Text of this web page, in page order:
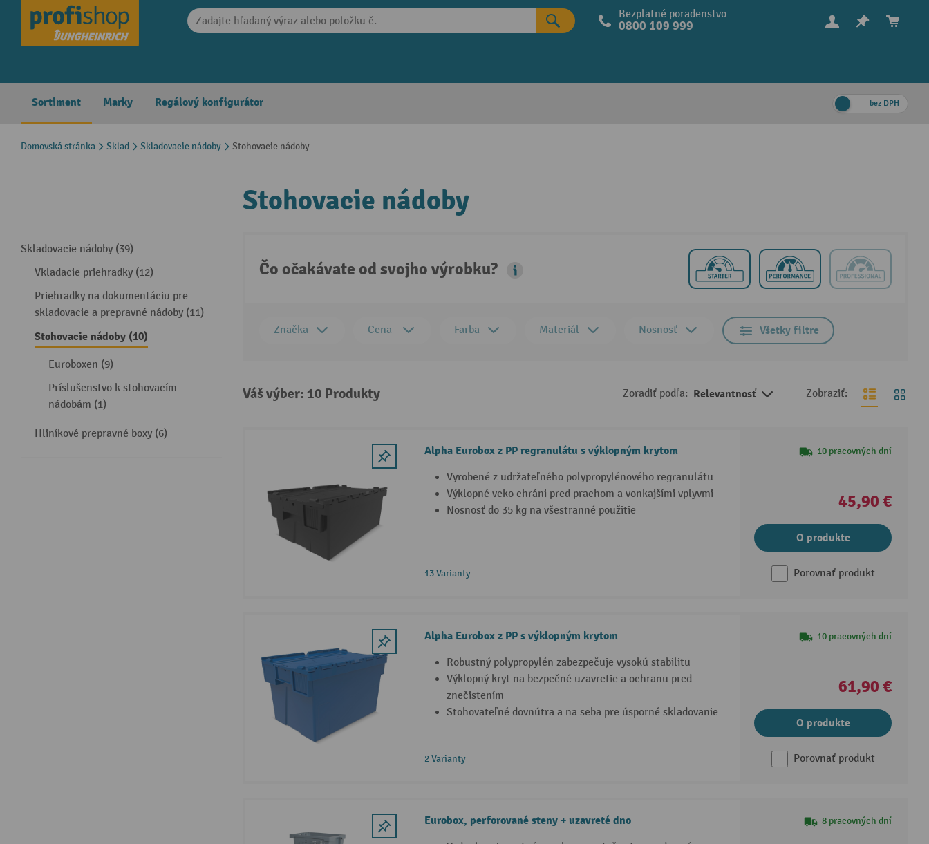
Skip to main navigation Bezplatné poradenstvo
0800 109 999
Sortiment Marky Regálový konfigurátor bez DPH
Domovská stránka Sklad Skladovacie nádoby Stohovacie nádoby
Skladovacie nádoby (39)
Vkladacie priehradky (12)
Priehradky na dokumentáciu pre
skladovacie a prepravné nádoby (11)
Stohovacie nádoby (10)
Euroboxen (9)
Príslušenstvo k stohovacím
nádobám (1)
Hliníkové prepravné boxy (6)
Stohovacie nádoby
Čo očakávate od svojho výrobku?
Značka Cena Farba Materiál Nosnosť Všetky filtre
Váš výber: 10 Produkty Zoradiť podľa: Relevantnosť Zobraziť:
Alpha Eurobox z PP regranulátu s výklopným krytom
Vyrobené z udržateľného polypropylénového regranulátu
Výklopné veko chráni pred prachom a vonkajšími vplyvmi
Nosnosť do 35 kg na všestranné použitie
13 Varianty
10 pracovných dní
45,90 €
O produkte
Porovnať produkt
Alpha Eurobox z PP s výklopným krytom
Robustný polypropylén zabezpečuje vysokú stabilitu
Výklopný kryt na bezpečné uzavretie a ochranu pred
znečistením
Stohovateľné dovnútra a na seba pre úsporné skladovanie
2 Varianty
10 pracovných dní
61,90 €
O produkte
Porovnať produkt
Eurobox, perforované steny + uzavreté dno 8 pracovných dní